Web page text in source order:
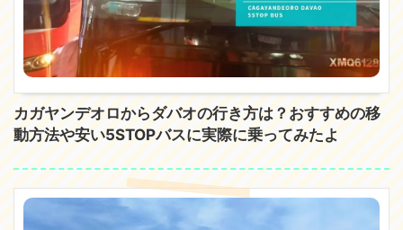
カガヤンデオロからダバオの行き方は？おすすめの移
動方法や安い5STOPバスに実際に乗ってみたよ